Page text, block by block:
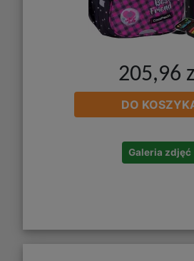
205,96
DO
Galeria zdjęć